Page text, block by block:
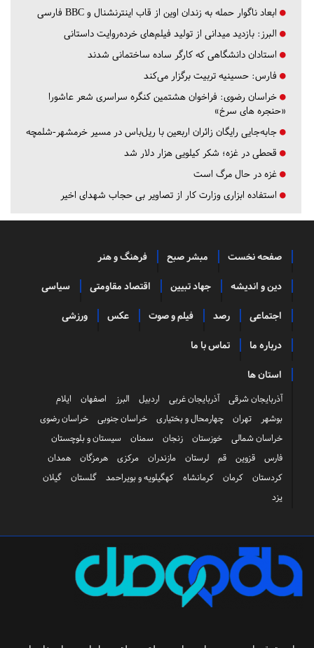
ابعاد ناگوار حمله به زندان اوین از قاب اینترنشنال و BBC فارسی
البرز: بازدید میدانی از تولید فیلم‌های خرده‌روایت داستانی
استادان دانشگاهی که کارگر ساده ساختمانی شدند
فارس: حسینیه تربیت برگزار می‌کند
خراسان رضوی: فراخوان هشتمین کنگره سراسری شعر عاشورا
«حنجره های سرخ»
جابه‌جایی رایگان زائران اربعین با ریل‌باس در مسیر خرمشهر-شلمچه
قحطی در غزه؛ شکر کیلویی هزار دلار شد
غزه در حال مرگ است
استفاده ابزاری وزارت کار از تصاویر بی حجاب شهدای اخیر
صفحه نخست مبشر صبح فرهنگ و هنر
دین و اندیشه جهاد تبیین اقتصاد مقاومتی سیاسی
اجتماعی رصد فیلم و صوت عکس ورزشی
درباره ما تماس با ما
استان ها
آذربایجان شرقی آذربایجان غربی اردبیل البرز اصفهان
ایلام
بوشهر
تهران چهارمحال و بختیاری خراسان جنوبی
خراسان رضوی
خراسان شمالی
خوزستان زنجان سمنان
سیستان و بلوچستان
فارس
قزوین قم لرستان مازندران مرکزی هرمزگان
همدان
کردستان
کرمان کرمانشاه کهگیلویه و بویراحمد گلستان
گیلان
یزد